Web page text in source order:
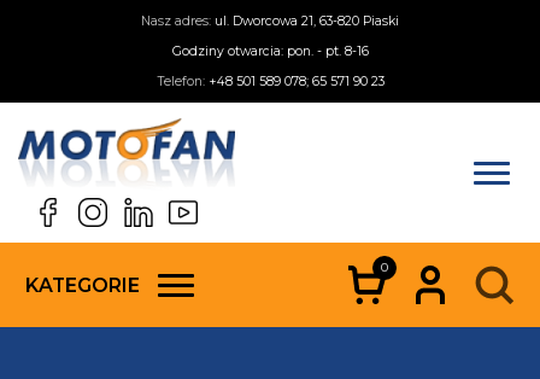
Nasz adres: ul. Dworcowa 21, 63-820 Piaski
Godziny otwarcia: pon. - pt. 8-16
Telefon: +48 501 589 078; 65 571 90 23
KATEGORIE
0